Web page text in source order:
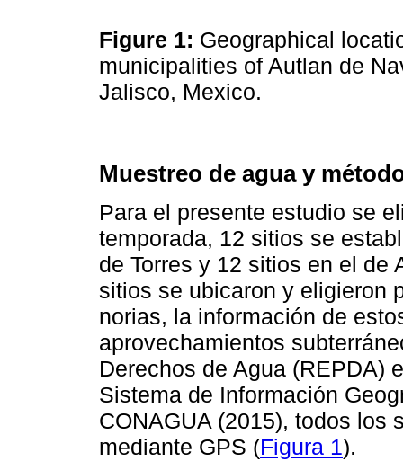
Figure 1: Geographical
municipalities of Autlan de
Jalisco, Mexico.
Muestreo de agua y
Para el presente estudio se
temporada, 12 sitios se
de Torres y 12 sitios en el de
sitios se ubicaron y eligieron
norias, la información de
aprovechamientos
Derechos de Agua (REPDA)
Sistema de Información
CONAGUA (2015), todos los
mediante GPS (Figura 1).